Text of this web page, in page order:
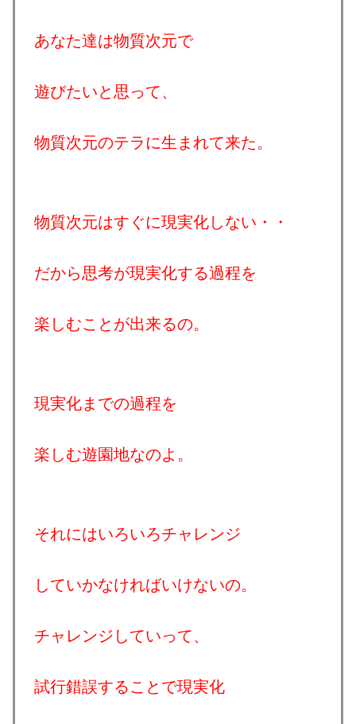
あなた達は物質次元で
遊びたいと思って、
物質次元のテラに生まれて来た。
物質次元はすぐに現実化しない・・
だから思考が現実化する過程を
楽しむことが出来るの。
現実化までの過程を
楽しむ遊園地なのよ。
それにはいろいろチャレンジ
していかなければいけないの。
チャレンジしていって、
試行錯誤することで現実化